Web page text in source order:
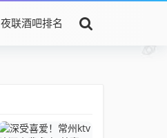
夜联酒吧排名